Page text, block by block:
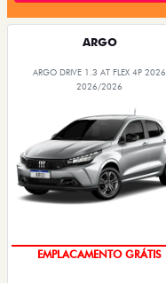
ARGO
ARGO DRIVE 1.3 AT FLEX 4P 2026
2026/2026
OPORTUNIDADE